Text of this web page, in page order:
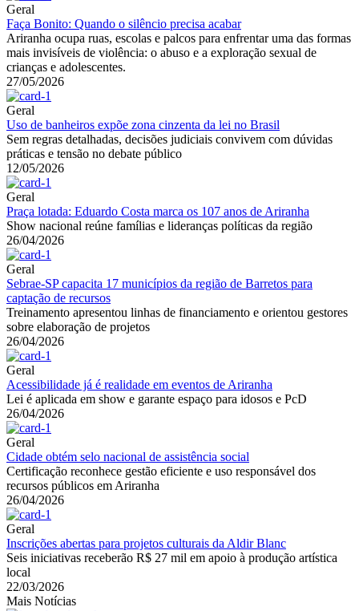
Geral
Faça Bonito: Quando o silêncio precisa acabar
Ariranha ocupa ruas, escolas e palcos para enfrentar uma das formas
mais invisíveis de violência: o abuso e a exploração sexual de
crianças e adolescentes.
27/05/2026
Geral
Uso de banheiros expõe zona cinzenta da lei no Brasil
Sem regras detalhadas, decisões judiciais convivem com dúvidas
práticas e tensão no debate público
12/05/2026
Geral
Praça lotada: Eduardo Costa marca os 107 anos de Ariranha
Show nacional reúne famílias e lideranças políticas da região
26/04/2026
Geral
Sebrae-SP capacita 17 municípios da região de Barretos para
captação de recursos
Treinamento apresentou linhas de financiamento e orientou gestores
sobre elaboração de projetos
26/04/2026
Geral
Acessibilidade já é realidade em eventos de Ariranha
Lei é aplicada em show e garante espaço para idosos e PcD
26/04/2026
Geral
Cidade obtém selo nacional de assistência social
Certificação reconhece gestão eficiente e uso responsável dos
recursos públicos em Ariranha
26/04/2026
Geral
Inscrições abertas para projetos culturais da Aldir Blanc
Seis iniciativas receberão R$ 27 mil em apoio à produção artística
local
22/03/2026
Mais Notícias